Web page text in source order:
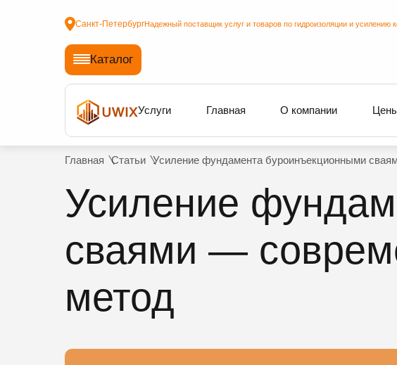
Санкт-ПетербургНадежный поставщик услуг и товаров по гидроизоляции и усилению
Каталог
Услуги Главная О компании
Главная Статьи Усиление фундамента буроинъекционными
Усиление
сваями —
метод